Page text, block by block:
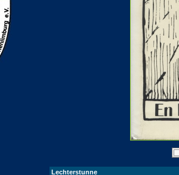
Lechterstunne